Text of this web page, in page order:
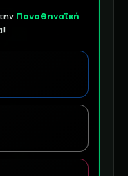
Παναθηναϊκή